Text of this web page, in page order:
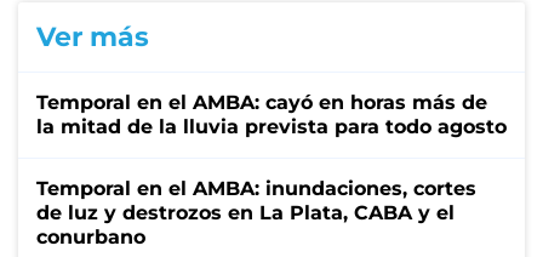
Ver más
Temporal en el AMBA: cayó en horas más de
la mitad de la lluvia prevista para todo agosto
Temporal en el AMBA: inundaciones, cortes
de luz y destrozos en La Plata, CABA y el
conurbano